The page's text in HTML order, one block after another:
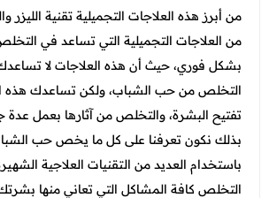
من أبرز هذه العلاجات التجميلية تقنية الليزر
من العلاجات التجميلية التي تساعد في
بشكل فوري، حيث أن هذه العلاجات لا
التخلص من حب الشباب، ولكن تساعدك هذه
تفتيح البشرة، والتخلص من آثارها بعمل عدة
بذلك نكون تعرفنا على كل ما يخصحب
باستخدام العديد من التقنيات العلاجية
التخلص كافة المشاكل التي تعاني منها